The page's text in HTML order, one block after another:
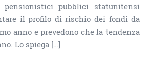
pubblici statunitensi
il profilo di rischio dei fondi da
anno e prevedono che la tendenza
Lo spiega […]